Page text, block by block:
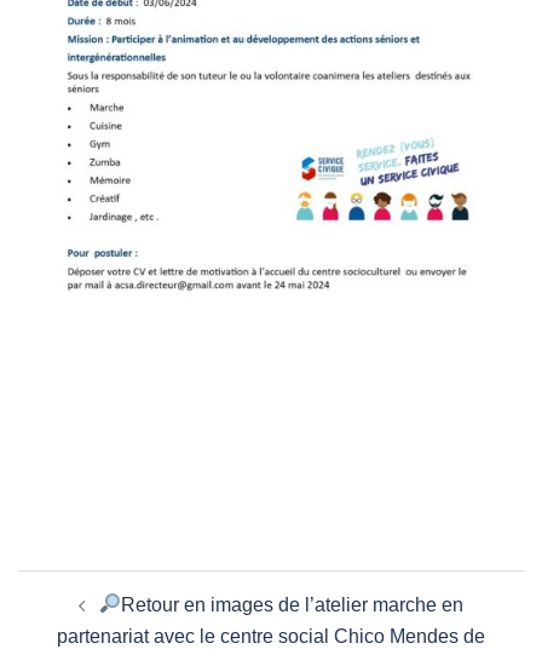
Navigation
d’articleRetour en images de l’atelier marche en
partenariat avec le centre social Chico Mendes de